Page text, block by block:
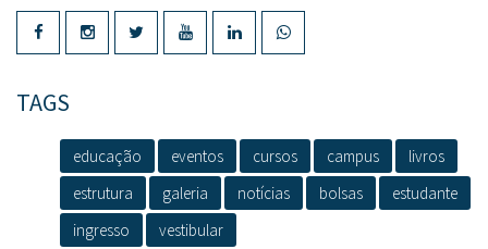
TAGS
educação eventos cursos campus
livros
estrutura
galeria notícias bolsas
estudante
ingresso
vestibular